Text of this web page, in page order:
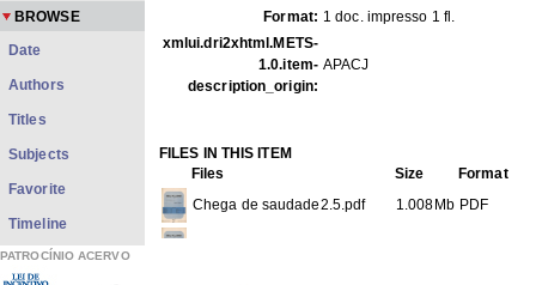
Format: 1 doc. impresso 1 fl.
xmlui.dri2xhtml.METS-
1.0.item-
description_origin:
APACJ
FILES IN THIS ITEM
Files
Size
Format
Chega de saudade2.5.pdf
1.008Mb PDF
BROWSE
Date
Authors
Titles
Subjects
Favorite
Timeline
PATROCÍNIO ACERVO